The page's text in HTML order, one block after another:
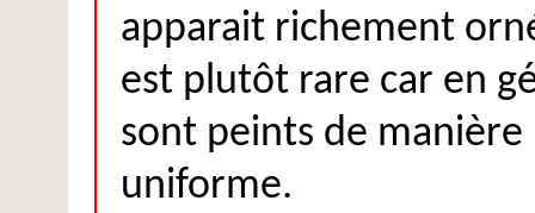
apparait richement
est plutôt rare car en
sont peints de manière
uniforme.